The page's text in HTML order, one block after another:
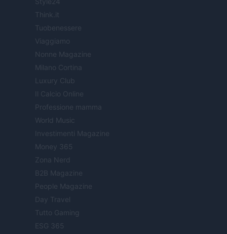
Think.it
Tuobenessere
Viaggiamo
Nonne Magazine
Milano Cortina
Luxury Club
Il Calcio Online
Professione mamma
World Music
Investimenti Magazine
Money 365
Zona Nerd
B2B Magazine
People Magazine
Day Travel
Tutto Gaming
ESG 365